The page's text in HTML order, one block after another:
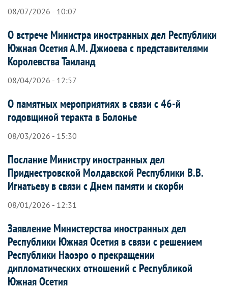
08/07/2026 - 10:07
О встрече Министра иностранных дел Республики
Южная Осетия А.М. Джиоева с представителями
Королевства Таиланд
08/04/2026 - 12:57
О памятных мероприятиях в связи с 46-й
годовщиной теракта в Болонье
08/03/2026 - 15:30
Послание Министру иностранных дел
Приднестровской Молдавской Республики В.В.
Игнатьеву в связи с Днем памяти и скорби
08/01/2026 - 12:31
Заявление Министерства иностранных дел
Республики Южная Осетия в связи с решением
Республики Наоэро о прекращении
дипломатических отношений с Республикой
Южная Осетия